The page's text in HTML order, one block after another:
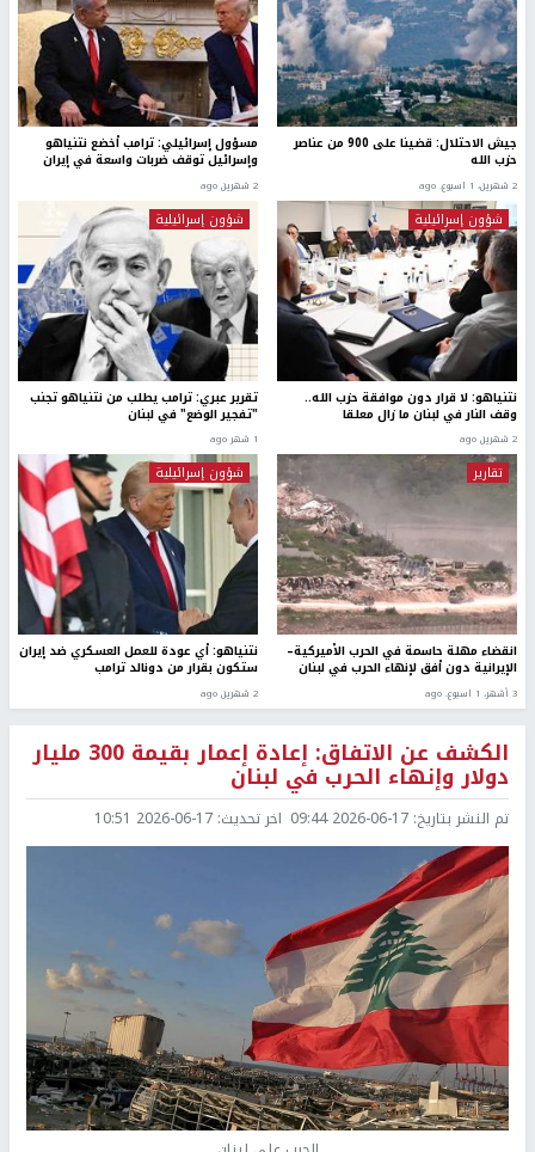
جيش الاحتلال: قضينا على 900 من عناصر
حزب الله
2 شهرين، 1 اسبوع. ago
مسؤول إسرائيلي: ترامب أخضع نتنياهو
وإسرائيل توقف ضربات واسعة في إيران
2 شهرين ago
شؤون إسرائيلية
نتنياهو: لا قرار دون موافقة حزب الله..
وقف النار في لبنان ما زال معلقا
2 شهرين ago
شؤون إسرائيلية
تقرير عبري: ترامب يطلب من نتنياهو تجنب
"تفجير الوضع" في لبنان
1 شهر ago
تقارير
انقضاء مهلة حاسمة في الحرب الأميركية–
الإيرانية دون أفق لإنهاء الحرب في لبنان
3 أشهر، 1 اسبوع. ago
شؤون إسرائيلية
نتنياهو: أي عودة للعمل العسكري ضد إيران
ستكون بقرار من دونالد ترامب
2 شهرين ago
الكشف عن الاتفاق: إعادة إعمار بقيمة 300 مليار
دولار وإنهاء الحرب في لبنان
تم النشر بتاريخ: 2026-06-17 09:44 اخر تحديث: 2026-06-17 10:51